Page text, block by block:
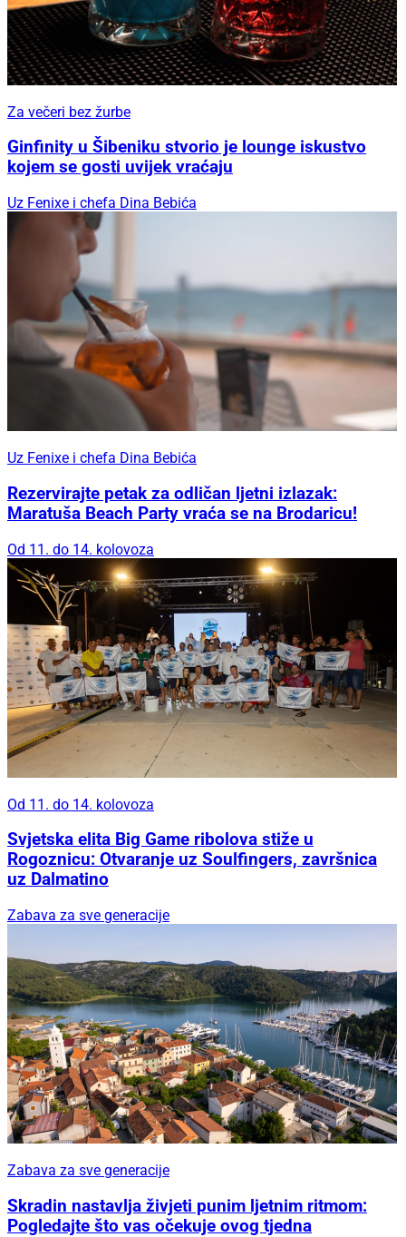
Za večeri bez žurbe
Ginfinity u Šibeniku stvorio je lounge iskustvo
kojem se gosti uvijek vraćaju
Uz Fenixe i chefa Dina Bebića
Uz Fenixe i chefa Dina Bebića
Rezervirajte petak za odličan ljetni izlazak:
Maratuša Beach Party vraća se na Brodaricu!
Od 11. do 14. kolovoza
Od 11. do 14. kolovoza
Svjetska elita Big Game ribolova stiže u
Rogoznicu: Otvaranje uz Soulfingers, završnica
uz Dalmatino
Zabava za sve generacije
Zabava za sve generacije
Skradin nastavlja živjeti punim ljetnim ritmom:
Pogledajte što vas očekuje ovog tjedna